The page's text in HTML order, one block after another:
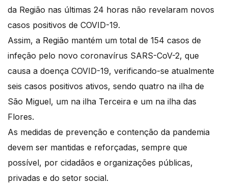
da Região nas últimas 24 horas não revelaram novos
casos positivos de COVID-19.
Assim, a Região mantém um total de 154 casos de
infeção pelo novo coronavírus SARS-CoV-2, que
causa a doença COVID-19, verificando-se atualmente
seis casos positivos ativos, sendo quatro na ilha de
São Miguel, um na ilha Terceira e um na ilha das
Flores.
As medidas de prevenção e contenção da pandemia
devem ser mantidas e reforçadas, sempre que
possível, por cidadãos e organizações públicas,
privadas e do setor social.